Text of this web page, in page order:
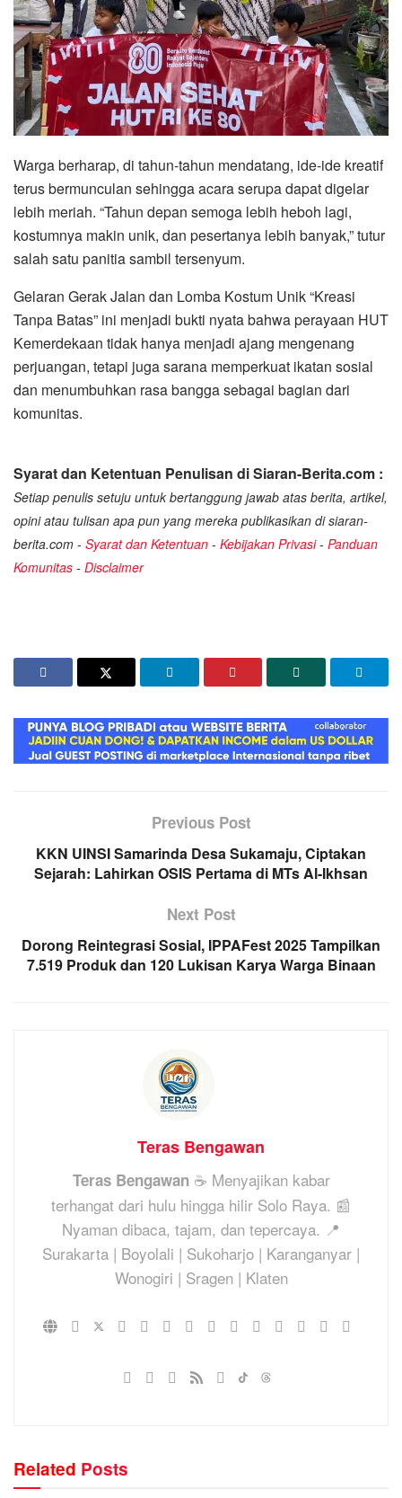
Warga berharap, di tahun-tahun mendatang, ide-ide kreatif
terus bermunculan sehingga acara serupa dapat digelar
lebih meriah. “Tahun depan semoga lebih heboh lagi,
kostumnya makin unik, dan pesertanya lebih banyak,” tutur
salah satu panitia sambil tersenyum.
Gelaran Gerak Jalan dan Lomba Kostum Unik “Kreasi
Tanpa Batas” ini menjadi bukti nyata bahwa perayaan HUT
Kemerdekaan tidak hanya menjadi ajang mengenang
perjuangan, tetapi juga sarana memperkuat ikatan sosial
dan menumbuhkan rasa bangga sebagai bagian dari
komunitas.
Syarat dan Ketentuan Penulisan di Siaran-Berita.com :
Setiap penulis setuju untuk bertanggung jawab atas berita, artikel,
opini atau tulisan apa pun yang mereka publikasikan di siaran-
berita.com - Syarat dan Ketentuan - Kebijakan Privasi- Panduan
Komunitas - Disclaimer
Previous Post
KKN UINSI Samarinda Desa Sukamaju, Ciptakan
Sejarah: Lahirkan OSIS Pertama di MTs Al-Ikhsan
Next Post
Dorong Reintegrasi Sosial, ‎IPPAFest 2025 Tampilkan
7.519 Produk dan 120 Lukisan Karya Warga Binaan
Teras Bengawan
Teras Bengawan☕ Menyajikan kabar
terhangat dari hulu hingga hilir Solo Raya. 📰
Nyaman dibaca, tajam, dan tepercaya. 📍
Surakarta | Boyolali | Sukoharjo | Karanganyar |
Wonogiri | Sragen | Klaten
Related Posts